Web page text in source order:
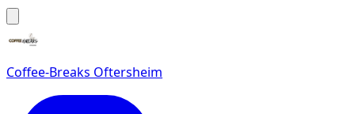
Coffee-Breaks Oftersheim